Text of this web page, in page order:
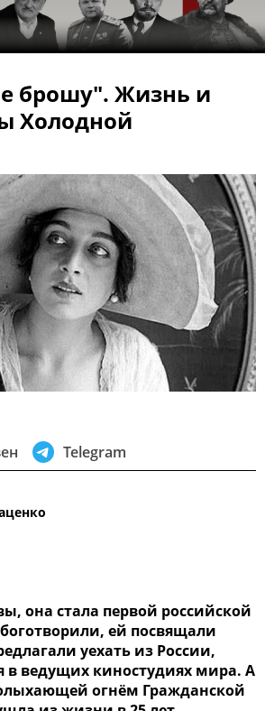
брошу". Жизнь и
Холодной
Telegram
она стала первой российской
ей посвящали
уехать из России,
в ведущих киностудиях мира. А
огнём Гражданской